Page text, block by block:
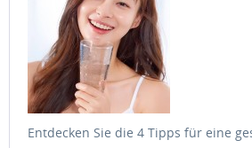
Entdecken Sie die 4 Tipps für eine